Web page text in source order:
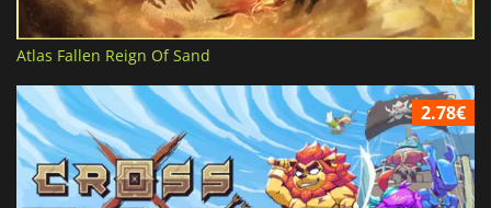
Atlas Fallen Reign Of Sand
2.78€